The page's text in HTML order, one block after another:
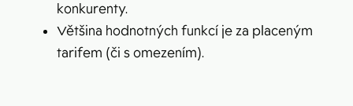
konkurenty.
Většina hodnotných funkcí je za placeným
tarifem (či s omezením).